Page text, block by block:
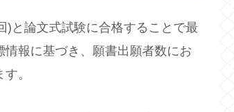
)と論文式試験に合格することで最
報に基づき、願書出願者数にお
。